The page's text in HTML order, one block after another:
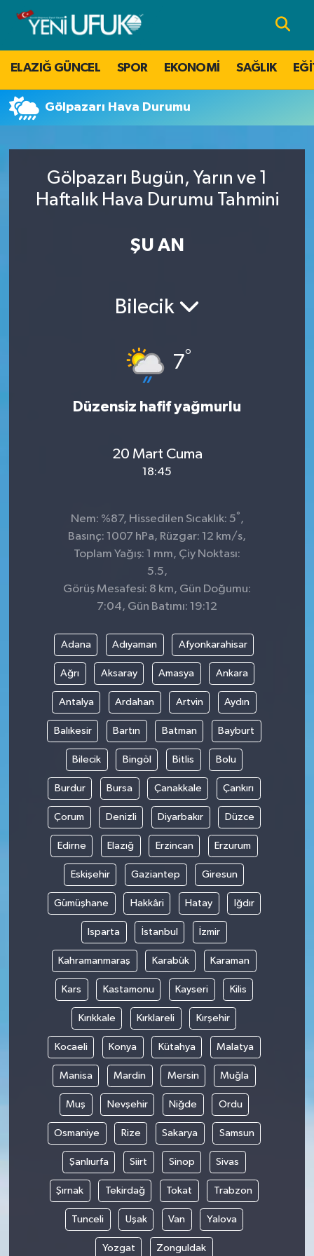
ELAZIĞ GÜNCEL SPOR EKONOMİ SAĞLIK
Gölpazarı Hava Durumu
Gölpazarı Bugün, Yarın ve 1
Haftalık Hava Durumu Tahmini
ŞU AN
Bilecik
7°
Düzensiz hafif yağmurlu
20 Mart Cuma
18:45
Nem: %87, Hissedilen Sıcaklık: 5° ,
Basınç: 1007 hPa, Rüzgar: 12 km/s,
Toplam Yağış: 1 mm, Çiy Noktası:
5.5,
Görüş Mesafesi: 8 km, Gün Doğumu:
7:04, Gün Batımı: 19:12
Adana Adıyaman Afyonkarahisar
Ağrı Aksaray Amasya Ankara
Antalya Ardahan Artvin Aydın
Balıkesir Bartın Batman Bayburt
Bilecik Bingöl Bitlis Bolu
Burdur Bursa Çanakkale Çankırı
Çorum Denizli Diyarbakır Düzce
Edirne Elazığ Erzincan Erzurum
Eskişehir Gaziantep Giresun
Gümüşhane Hakkâri Hatay Iğdır
Isparta İstanbul İzmir
Kahramanmaraş Karabük Karaman
Kars Kastamonu Kayseri Kilis
Kırıkkale Kırklareli Kırşehir
Kocaeli Konya Kütahya Malatya
Manisa Mardin Mersin Muğla
Muş Nevşehir Niğde Ordu
Osmaniye Rize Sakarya Samsun
Şanlıurfa Siirt Sinop Sivas
Şırnak Tekirdağ Tokat Trabzon
Tunceli Uşak Van Yalova
Yozgat Zonguldak
Nöbetçi Eczaneler
Hava Durumu
Namaz Vakitleri
Süper Lig Puan Durumu ve Fikstür